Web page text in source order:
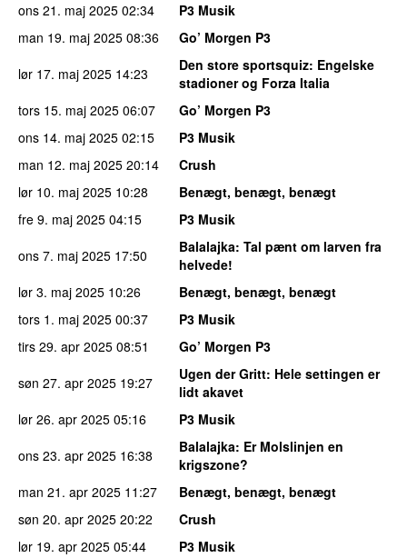
ons 21. maj 2025 02:34
P3 Musik
man 19. maj 2025 08:36
Go’ Morgen P3
lør 17. maj 2025 14:23 Den store sportsquiz: Engelske
stadioner og Forza Italia
tors 15. maj 2025 06:07
Go’ Morgen P3
ons 14. maj 2025 02:15
P3 Musik
man 12. maj 2025 20:14
Crush
lør 10. maj 2025 10:28
Benægt, benægt, benægt
fre 9. maj 2025 04:15
P3 Musik
ons 7. maj 2025 17:50 Balalajka: Tal pænt om larven fra
helvede!
lør 3. maj 2025 10:26
Benægt, benægt, benægt
tors 1. maj 2025 00:37
P3 Musik
tirs 29. apr 2025 08:51
Go’ Morgen P3
søn 27. apr 2025 19:27 Ugen der Gritt: Hele settingen er
lidt akavet
lør 26. apr 2025 05:16
P3 Musik
ons 23. apr 2025 16:38 Balalajka: Er Molslinjen en
krigszone?
man 21. apr 2025 11:27
Benægt, benægt, benægt
søn 20. apr 2025 20:22
Crush
lør 19. apr 2025 05:44
P3 Musik